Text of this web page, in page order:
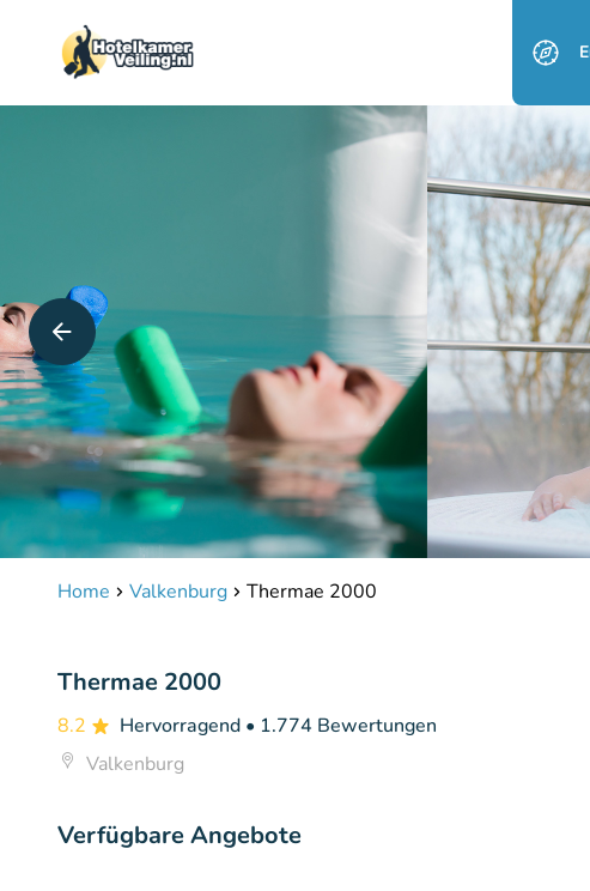
Home Valkenburg Thermae 2000
Thermae 2000
8.2 Hervorragend • 1.774 Bewertungen
Valkenburg
Verfügbare Angebote